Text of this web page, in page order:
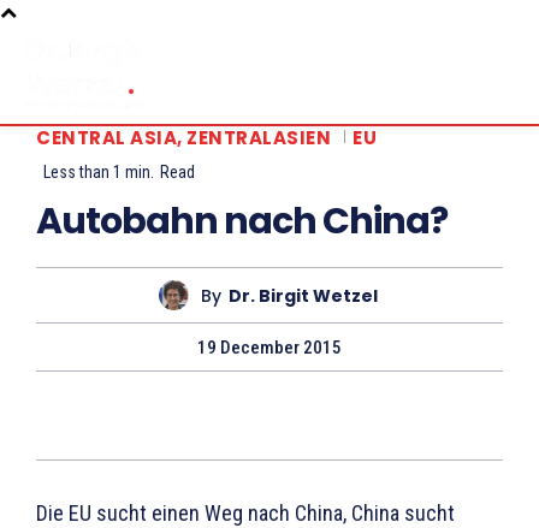
CENTRAL ASIA, ZENTRALASIEN EU
Less than 1 min. Read
Autobahn nach China?
By Dr. Birgit Wetzel
19 December 2015
Die EU sucht einen Weg nach China, China sucht